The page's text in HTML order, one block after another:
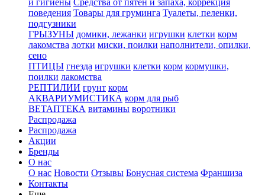
и гигиены Средства от пятен и запаха, коррекция
поведения Товары для груминга Туалеты, пеленки,
подгузники
ГРЫЗУНЫ домики, лежанки игрушки клетки корм
лакомства лотки миски, поилки наполнители, опилки,
сено
ПТИЦЫ гнезда игрушки клетки корм кормушки,
поилки лакомства
РЕПТИЛИИ грунт корм
АКВАРИУМИСТИКА корм для рыб
ВЕТАПТЕКА витамины воротники
Распродажа
Распродажа
Акции
Бренды
О нас
О нас Новости Отзывы Бонусная система Франшиза
Контакты